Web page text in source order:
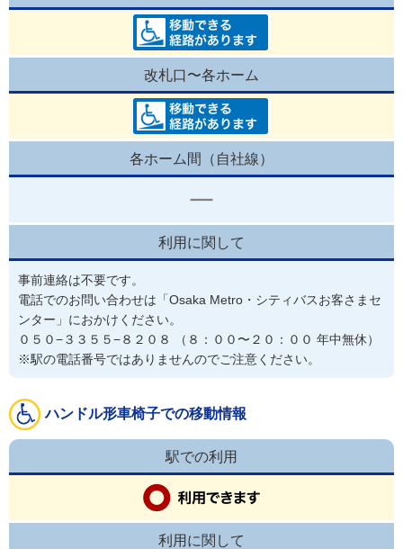
改札口〜各ホーム
各ホーム間（自社線）
利用に関して
事前連絡は不要です。
電話でのお問い合わせは「Osaka Metro・シティバスお客さまセ
ンター」におかけください。
０５０−３３５５−８２０８ （８：００〜２０：００ 年中無休）
※駅の電話番号ではありませんのでご注意ください。
ハンドル形車椅子での移動情報
駅での利用
利用に関して